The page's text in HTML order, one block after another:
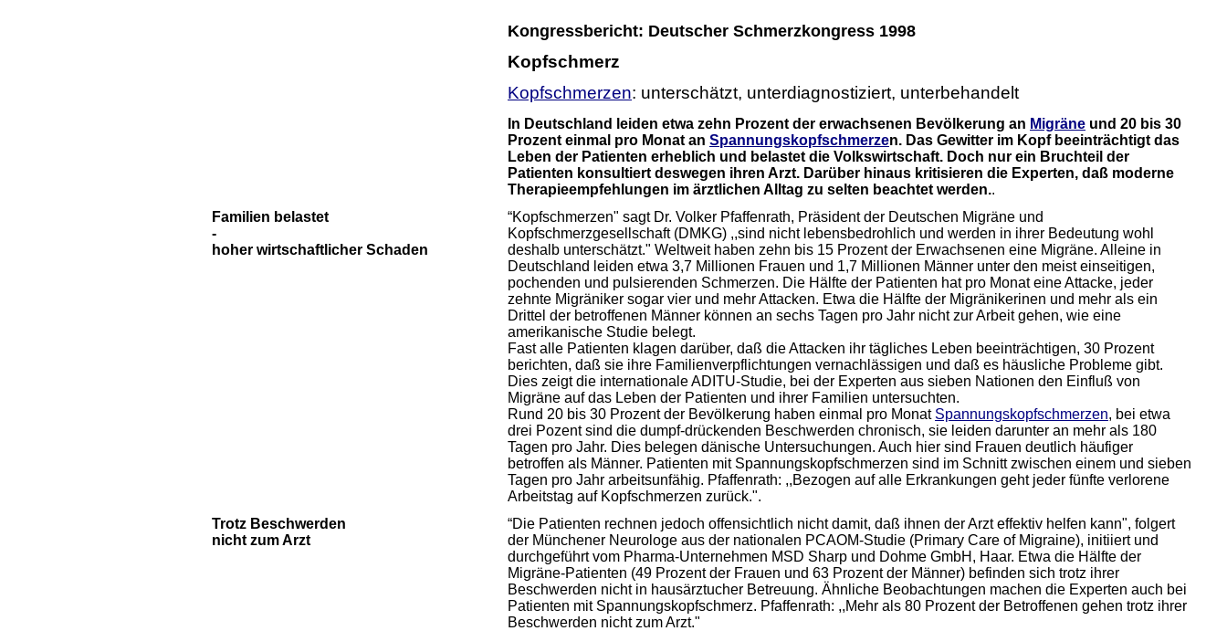
Kongressbericht: Deutscher Schmerzkongress 1998
Kopfschmerz
Kopfschmerzen: unterschätzt, unterdiagnostiziert, unterbehandelt
In Deutschland leiden etwa zehn Prozent der erwachsenen Bevölkerung an Migräne und 20 bis 30
Prozent einmal pro Monat an Spannungskopfschmerzen. Das Gewitter im Kopf beeinträchtigt das
Leben der Patienten erheblich und belastet die Volkswirtschaft. Doch nur ein Bruchteil der
Patienten konsultiert deswegen ihren Arzt. Darüber hinaus kritisieren die Experten, daß moderne
Therapieempfehlungen im ärztlichen Alltag zu selten beachtet werden..
Familien belastet
-
hoher wirtschaftlicher Schaden
“Kopfschmerzen" sagt Dr. Volker Pfaffenrath, Präsident der Deutschen Migräne und
Kopfschmerzgesellschaft (DMKG) ,,sind nicht lebensbedrohlich und werden in ihrer Bedeutung wohl
deshalb unterschätzt." Weltweit haben zehn bis 15 Prozent der Erwachsenen eine Migräne. Alleine in
Deutschland leiden etwa 3,7 Millionen Frauen und 1,7 Millionen Männer unter den meist einseitigen,
pochenden und pulsierenden Schmerzen. Die Hälfte der Patienten hat pro Monat eine Attacke, jeder
zehnte Migräniker sogar vier und mehr Attacken. Etwa die Hälfte der Migränikerinen und mehr als ein
Drittel der betroffenen Männer können an sechs Tagen pro Jahr nicht zur Arbeit gehen, wie eine
amerikanische Studie belegt.
Fast alle Patienten klagen darüber, daß die Attacken ihr tägliches Leben beeinträchtigen, 30 Prozent
berichten, daß sie ihre Familienverpflichtungen vernachlässigen und daß es häusliche Probleme gibt.
Dies zeigt die internationale ADITU-Studie, bei der Experten aus sieben Nationen den Einfluß von
Migräne auf das Leben der Patienten und ihrer Familien untersuchten.
Rund 20 bis 30 Prozent der Bevölkerung haben einmal pro Monat Spannungskopfschmerzen, bei etwa
drei Pozent sind die dumpf-drückenden Beschwerden chronisch, sie leiden darunter an mehr als 180
Tagen pro Jahr. Dies belegen dänische Untersuchungen. Auch hier sind Frauen deutlich häufiger
betroffen als Männer. Patienten mit Spannungskopfschmerzen sind im Schnitt zwischen einem und sieben
Tagen pro Jahr arbeitsunfähig. Pfaffenrath: ,,Bezogen auf alle Erkrankungen geht jeder fünfte verlorene
Arbeitstag auf Kopfschmerzen zurück.".
Trotz Beschwerden
nicht zum Arzt
“Die Patienten rechnen jedoch offensichtlich nicht damit, daß ihnen der Arzt effektiv helfen kann", folgert
der Münchener Neurologe aus der nationalen PCAOM-Studie (Primary Care of Migraine), initiiert und
durchgeführt vom Pharma-Unternehmen MSD Sharp und Dohme GmbH, Haar. Etwa die Hälfte der
Migräne-Patienten (49 Prozent der Frauen und 63 Prozent der Männer) befinden sich trotz ihrer
Beschwerden nicht in hausärztucher Betreuung. Ähnliche Beobachtungen machen die Experten auch bei
Patienten mit Spannungskopfschmerz. Pfaffenrath: ,,Mehr als 80 Prozent der Betroffenen gehen trotz ihrer
Beschwerden nicht zum Arzt."